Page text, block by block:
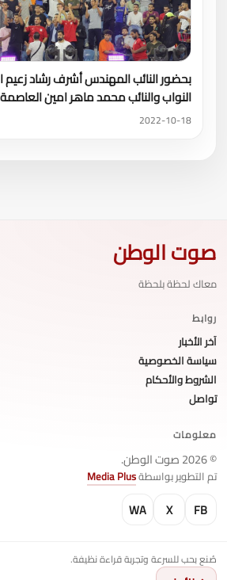
بحضور النائب المهندس أشرف رشاد زعيم
النواب والنائب محمد ماهر امين
2022-10-18
صوت الوطن
معاك لحظة بلحظة
روابط
آخر الأخبار
سياسة الخصوصية
الشروط والأحكام
تواصل
معلومات
© 2026 صوت الوطن.
تم التطوير بواسطةMedia Plus
FB
X
WA
صُنع بحب للسرعة وتجربة قراءة نظيفة.